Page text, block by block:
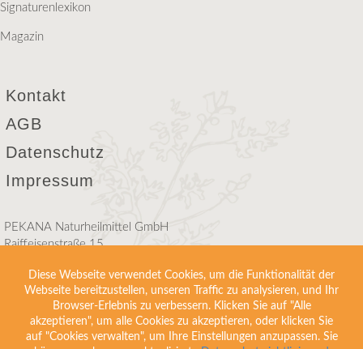
Diese Webseite verwendet Cookies, um die Funktionalität der
Webseite bereitzustellen, unseren Traffic zu analysieren, und Ihr
Browser-Erlebnis zu verbessern. Klicken Sie auf "Alle
akzeptieren", um alle Cookies zu akzeptieren, oder klicken Sie
auf "Cookies verwalten", um Ihre Einstellungen anzupassen. Sie
Signaturenlexikon
Magazin
Kontakt
AGB
Datenschutz
Impressum
PEKANA Naturheilmittel GmbH
Raiffeisenstraße 15
Telefon +49(0)75 63 9 11 60
info@pekana.com